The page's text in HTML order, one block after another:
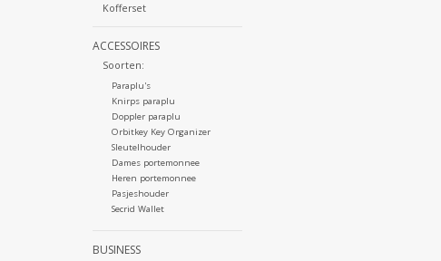
Kofferset
ACCESSOIRES
Soorten:
Paraplu's
Knirps paraplu
Doppler paraplu
Orbitkey Key Organizer
Sleutelhouder
Dames portemonnee
Heren portemonnee
Pasjeshouder
Secrid Wallet
BUSINESS